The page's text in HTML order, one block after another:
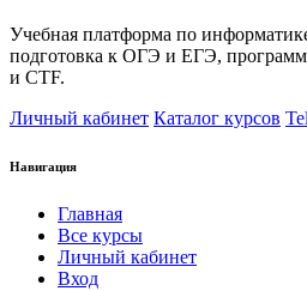
Учебная платформа по
подготовка к ОГЭ и ЕГЭ,
и CTF.
Личный кабинет Каталог курсов
Навигация
Главная
Все курсы
Личный кабинет
Вход